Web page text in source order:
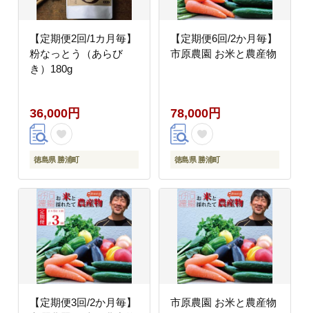
【定期便2回/1カ月毎】
粉なっとう（あらび
き）180g
36,000円
徳島県 勝浦町
【定期便6回/2か月毎】
市原農園 お米と農産物
78,000円
徳島県 勝浦町
【定期便3回/2か月毎】
市原農園 お米と農産物